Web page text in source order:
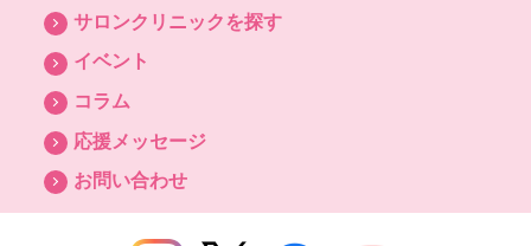
サロンクリニックを探す
イベント
コラム
応援メッセージ
お問い合わせ